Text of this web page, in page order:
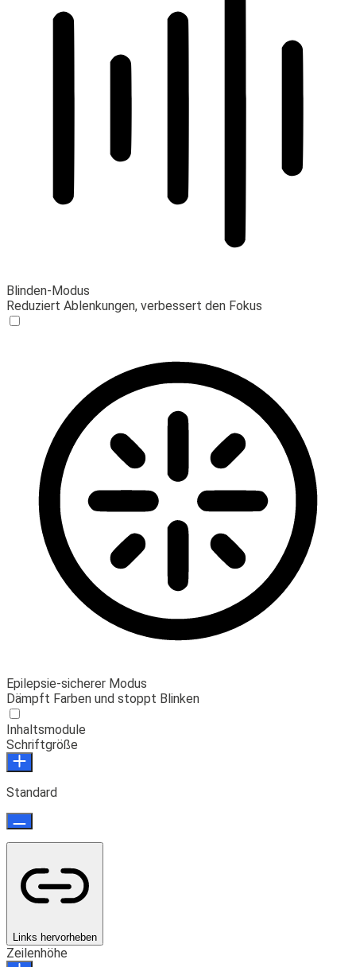
Blinden-Modus
Reduziert Ablenkungen, verbessert den Fokus
Epilepsie-sicherer Modus
Dämpft Farben und stoppt Blinken
Inhaltsmodule
Schriftgröße
Standard
Links hervorheben
Zeilenhöhe